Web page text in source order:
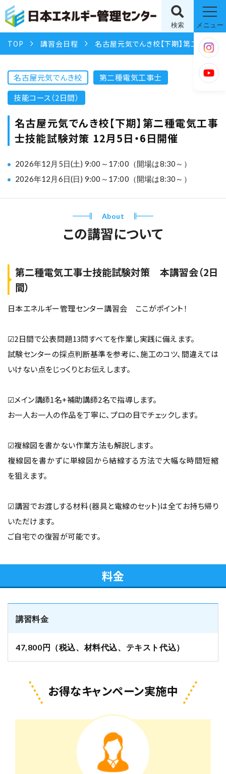
検索 メニュー
TOP 講習会日程 名古屋元気でんき校【下期】第二種電気工事士技能試験対策 12月5日・6日開催
名古屋元気でんき校
第二種電気工事士
技能コース（2日間）
名古屋元気でんき校【下期】第二種電気工事
士技能試験対策 12月5日・6日開催
2026年12月5日(土) 9:00～17:00（開場は8:30～）
2026年12月6日(日) 9:00～17:00（開場は8:30～）
About
この講習について
第二種電気工事士技能試験対策 本講習会（2日
間）
日本エネルギー管理センター講習会 ここがポイント！
☑2日間で公表問題13問すべてを作業し実践に備えます。
試験センターの採点判断基準を参考に、施工のコツ、間違えては
いけない点をじっくりとお伝えします。
☑メイン講師1名+補助講師2名で指導します。
お一人お一人の作品を丁寧に、プロの目でチェックします。
☑複線図を書かない作業方法も解説します。
複線図を書かずに単線図から結線する方法で大幅な時間短縮
を狙えます。
☑講習でお渡しする材料(器具と電線のセット)は全てお持ち帰り
いただけます。
ご自宅での復習が可能です。
料金
講習料金
47,800円（税込、材料代込、テキスト代込）
お得なキャンペーン実施中